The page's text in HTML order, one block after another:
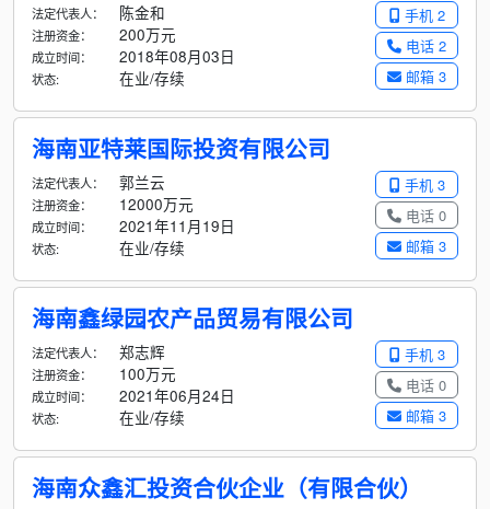
手机 2
电话 2
邮箱 3
法定代表人： 陈金和
注册资金： 200万元
成立时间： 2018年08月03日
状态: 在业/存续
海南亚特莱国际投资有限公司
手机 3
电话 0
邮箱 3
法定代表人： 郭兰云
注册资金： 12000万元
成立时间： 2021年11月19日
状态: 在业/存续
海南鑫绿园农产品贸易有限公司
手机 3
电话 0
邮箱 3
法定代表人： 郑志辉
注册资金： 100万元
成立时间： 2021年06月24日
状态: 在业/存续
海南众鑫汇投资合伙企业（有限合伙）